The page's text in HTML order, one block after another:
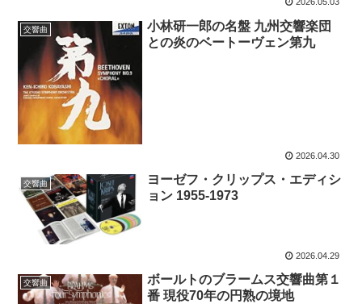
交響曲
小林研一郎の名盤 九州交響楽団
との炎のベートーヴェン第九
2026.04.30
交響曲
ヨーゼフ・クリップス・エディシ
ョン 1955-1973
2026.04.29
交響曲
ボールトのブラームス交響曲第１
番 現役70年の円熟の境地